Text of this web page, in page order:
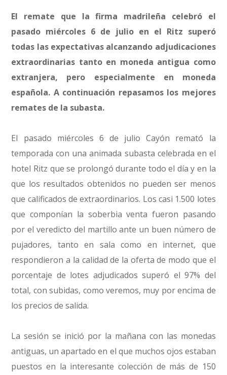
El remate que la firma madrileña celebró el
pasado miércoles 6 de julio en el Ritz superó
todas las expectativas alcanzando adjudicaciones
extraordinarias tanto en moneda antigua como
extranjera, pero especialmente en moneda
española. A continuación repasamos los mejores
remates de la subasta.
El pasado miércoles 6 de julio Cayón remató la
temporada con una animada subasta celebrada en el
hotel Ritz que se prolongó durante todo el día y en la
que los resultados obtenidos no pueden ser menos
que calificados de extraordinarios. Los casi 1.500 lotes
que componían la soberbia venta fueron pasando
por el veredicto del martillo ante un buen número de
pujadores, tanto en sala como en internet, que
respondieron a la calidad de la oferta de modo que el
porcentaje de lotes adjudicados superó el 97% del
total, con subidas, como veremos, muy por encima de
los precios de salida.
La sesión se inició por la mañana con las monedas
antiguas, un apartado en el que muchos ojos estaban
puestos en la interesante colección de más de 150